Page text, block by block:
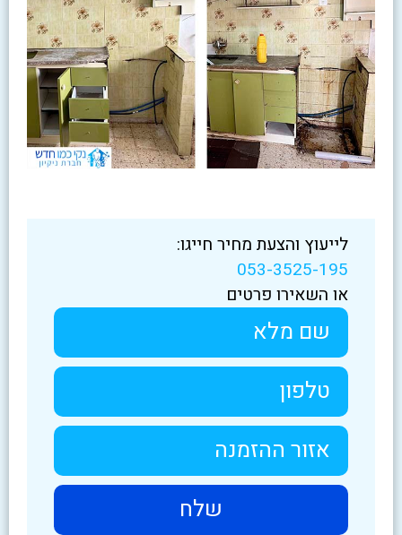
לייעוץ והצעת מחיר חייגו:
053-3525-195
או השאירו פרטים